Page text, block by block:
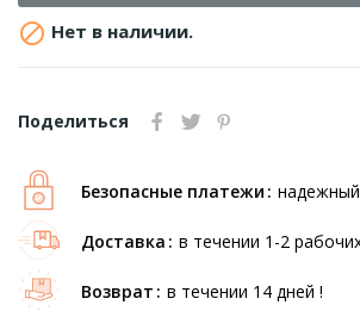
 Нет в наличии.
Поделиться
Безопасные платежи
Доставка в течении 1-2
Возврат в течении 14 дней !